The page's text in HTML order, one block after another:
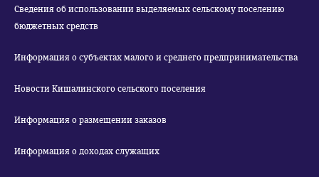
Сведения об использовании выделяемых сельскому поселению
бюджетных средств
Информация о субъектах малого и среднего предпринимательства
Новости Кишалинского сельского поселения
Информация о размещении заказов
Информация о доходах служащих